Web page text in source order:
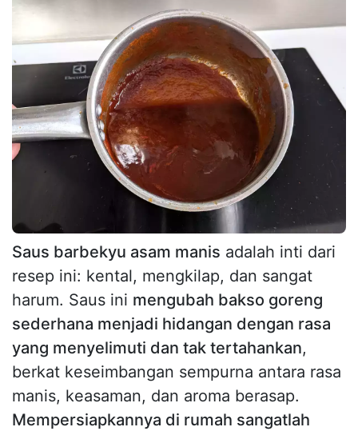
Saus barbekyu asam manis adalah inti dari
resep ini: kental, mengkilap, dan sangat
harum. Saus ini mengubah bakso goreng
sederhana menjadi hidangan dengan rasa
yang menyelimuti dan tak tertahankan,
berkat keseimbangan sempurna antara rasa
manis, keasaman, dan aroma berasap.
Mempersiapkannya di rumah sangatlah